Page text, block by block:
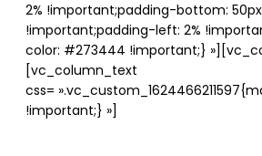
2% !important;padding-bottom: 50px
!important;padding-left: 2%
color: #273444 !important;}
[vc_column_text
css=
!important;} »]